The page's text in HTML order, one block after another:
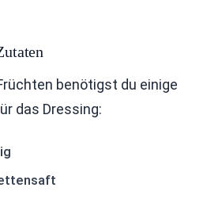
benötigst du einige
das Dressing: